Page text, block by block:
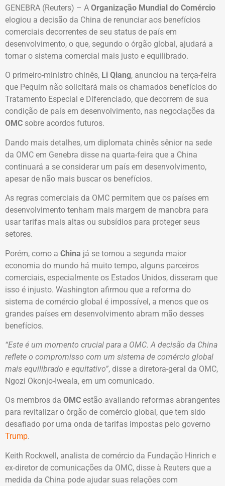
GENEBRA (Reuters) – A Organização Mundial do Comércio
elogiou a decisão da China de renunciar aos benefícios
comerciais decorrentes de seu status de país em
desenvolvimento, o que, segundo o órgão global, ajudará a
tornar o sistema comercial mais justo e equilibrado.
O primeiro-ministro chinês, Li Qiang, anunciou na terça-feira
que Pequim não solicitará mais os chamados benefícios do
Tratamento Especial e Diferenciado, que decorrem de sua
condição de país em desenvolvimento, nas negociações da
OMC sobre acordos futuros.
Dando mais detalhes, um diplomata chinês sênior na sede
da OMC em Genebra disse na quarta-feira que a China
continuará a se considerar um país em desenvolvimento,
apesar de não mais buscar os benefícios.
As regras comerciais da OMC permitem que os países em
desenvolvimento tenham mais margem de manobra para
usar tarifas mais altas ou subsídios para proteger seus
setores.
Porém, como a China já se tornou a segunda maior
economia do mundo há muito tempo, alguns parceiros
comerciais, especialmente os Estados Unidos, disseram que
isso é injusto. Washington afirmou que a reforma do
sistema de comércio global é impossível, a menos que os
grandes países em desenvolvimento abram mão desses
benefícios.
“Este é um momento crucial para a OMC. A decisão da China
reflete o compromisso com um sistema de comércio global
mais equilibrado e equitativo”, disse a diretora-geral da OMC,
Ngozi Okonjo-Iweala, em um comunicado.
Os membros da OMC estão avaliando reformas abrangentes
para revitalizar o órgão de comércio global, que tem sido
desafiado por uma onda de tarifas impostas pelo governo
Trump.
Keith Rockwell, analista de comércio da Fundação Hinrich e
ex-diretor de comunicações da OMC, disse à Reuters que a
medida da China pode ajudar suas relações com